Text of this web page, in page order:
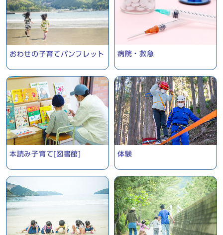
おわせの子育てパンフレット 病院・救急
本読み子育て[図書館] 体験